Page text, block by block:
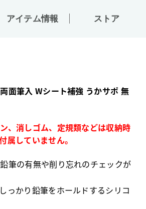
アイテム情報 ストア
面筆入 Wシート補強 うかサポ 無
、消しゴム、定規類などは収納時
属していません。
筆の有無や削り忘れのチェックが
っかり鉛筆をホールドするシリコ